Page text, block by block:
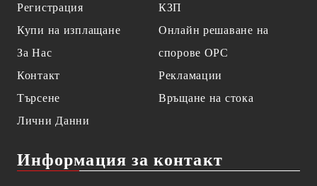
Регистрация
Купи на изплащане
За Нас
Контакт
Търсене
Лични Данни
КЗП
Онлайн решаване на
спорове OPC
Рекламации
Връщане на стока
Информация за контакт